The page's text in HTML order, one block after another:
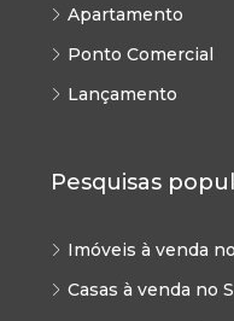
Apartamento
Ponto Comercial
Lançamento
Pesquisas
Imóveis à venda
Casas à venda no